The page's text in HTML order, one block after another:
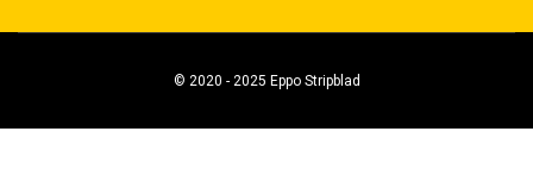
© 2020 - 2025 Eppo Stripblad